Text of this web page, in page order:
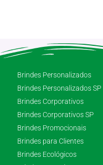
Brindes Personalizados
Brindes Personalizados SP
Brindes Corporativos
Brindes Corporativos SP
Brindes Promocionais
Brindes para Clientes
Brindes Ecológicos